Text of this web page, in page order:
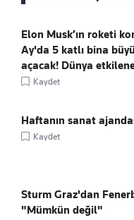
Elon Musk’ın roketi
Ay'da 5 katlı bina
açacak! Dünya
Kaydet
Haftanın sanat
Kaydet
Sturm Graz'dan
"Mümkün değil"